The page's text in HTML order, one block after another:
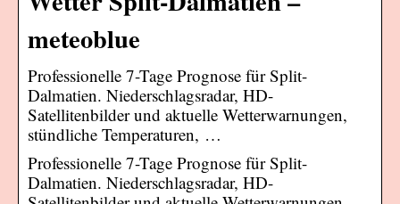
meteoblue
Professionelle 7-Tage Prognose für Split-
Dalmatien. Niederschlagsradar, HD-
Satellitenbilder und aktuelle Wetterwarnungen,
stündliche Temperaturen, …
Professionelle 7-Tage Prognose für Split-
Dalmatien. Niederschlagsradar, HD-